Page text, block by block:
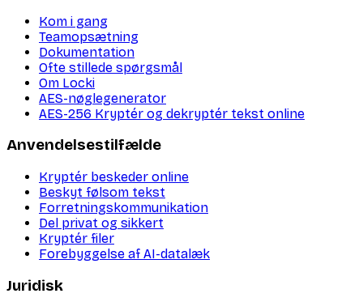
Kom i gang
Teamopsætning
Dokumentation
Ofte stillede spørgsmål
Om Locki
AES-nøglegenerator
AES-256 Kryptér og dekryptér tekst online
Anvendelsestilfælde
Kryptér beskeder online
Beskyt følsom tekst
Forretningskommunikation
Del privat og sikkert
Kryptér filer
Forebyggelse af AI-datalæk
Juridisk